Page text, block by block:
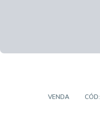
VENDA CÓD: